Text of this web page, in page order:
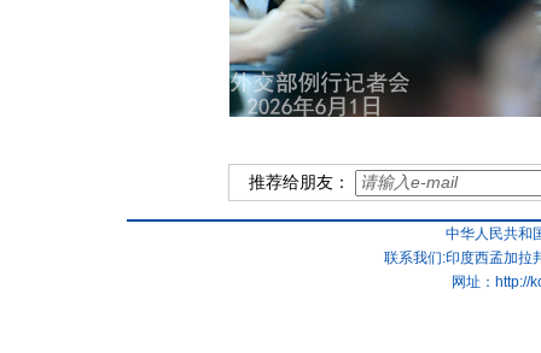
推荐给朋友：
中华人民共和
联系我们:印度西孟加拉
网址： http://